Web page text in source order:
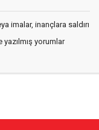
imalar, inançlara saldırı
yorumlar